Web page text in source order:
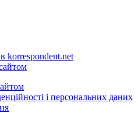
korrespondent.net
і персональних даних